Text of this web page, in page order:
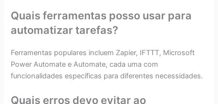
Quais ferramentas posso usar para
automatizar tarefas?
Ferramentas populares incluem Zapier, IFTTT, Microsoft
Power Automate e Automate, cada uma com
funcionalidades específicas para diferentes necessidades.
Quais erros devo evitar ao